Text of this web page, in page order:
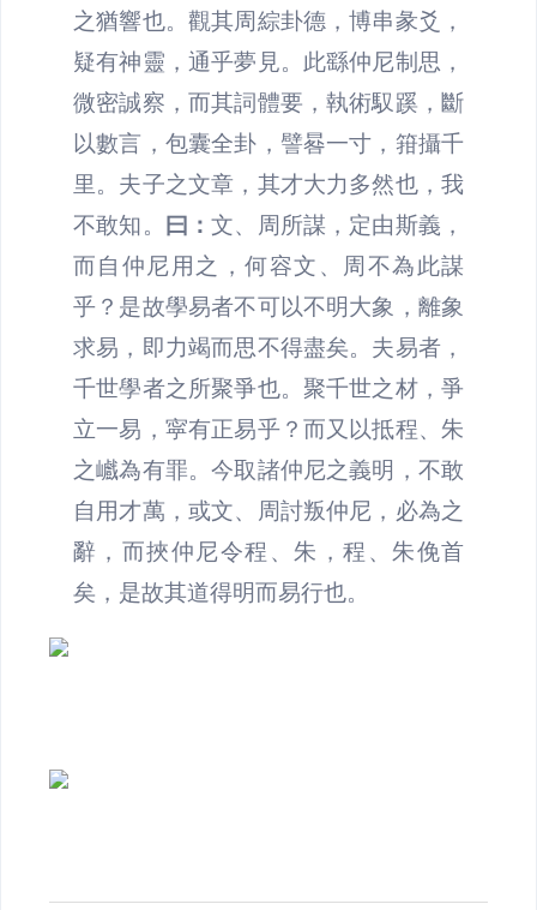
之猶響也。觀其周綜卦德，博串彖爻，
疑有神靈，通乎夢見。此繇仲尼制思，
微密誠察，而其詞體要，執術馭蹊，斷
以數言，包囊全卦，譬晷一寸，箝攝千
里。夫子之文章，其才大力多然也，我
不敢知。
曰：文、周所謀，定由斯義，
而自仲尼用之，何容文、周不為此謀
乎？是故學易者不可以不明大象，離象
求易，即力竭而思不得盡矣。夫易者，
千世學者之所聚爭也。聚千世之材，爭
立一易，寜有正易乎？而又以抵程、朱
之巇為有罪。今取諸仲尼之義明，不敢
自用才萬，或文、周討叛仲尼，必為之
辭，而挾仲尼令程、朱，程、朱俛首
矣，是故其道得明而易行也。